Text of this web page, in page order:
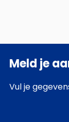
Meld je
Vul je